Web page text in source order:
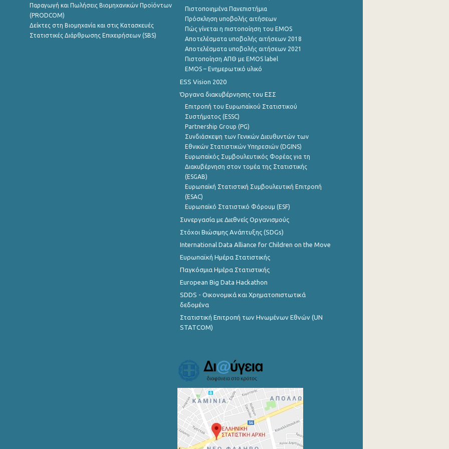
Παραγωγή και Πωλήσεις Βιομηχανικών Προϊόντων
(PRODCOM)
Δείκτες στη Βιομηχανία και στις Κατασκευές
Στατιστικές Διάρθρωσης Επιχειρήσεων (SBS)
Πιστοποιημένα Πανεπιστήμια
Πρόσκληση υποβολής αιτήσεων
Πώς γίνεται η πιστοποίηση του EMOS
Αποτελέσματα υποβολής αιτήσεων 2018
Αποτελέσματα υποβολής αιτήσεων 2021
Πιστοποίηση ΑΠΘ με EMOS label
EMOS – Ενημερωτικό υλικό
ESS Vision 2020
Όργανα διακυβέρνησης του ΕΣΣ
Επιτροπή του Ευρωπαϊκού Στατιστικού
Συστήματος (ESSC)
Partnership Group (PG)
Συνδιάσκεψη των Γενικών Διευθυντών των
Εθνικών Στατιστικών Υπηρεσιών (DGINS)
Ευρωπαϊκός Συμβουλευτικός Φορέας για τη
Διακυβέρνηση στον τομέα της Στατιστικής
(ESGAB)
Ευρωπαϊκή Στατιστική Συμβουλευτική Επιτροπή
(ESAC)
Ευρωπαϊκό Στατιστικό Φόρουμ (ESF)
Συνεργασία με Διεθνείς Οργανισμούς
Στόχοι Βιώσιμης Ανάπτυξης (SDGs)
International Data Alliance for Children on the Move
Ευρωπαϊκή Ημέρα Στατιστικής
Παγκόσμια Ημέρα Στατιστικής
European Big Data Hackathon
SDDS - Οικονομικά και Χρηματοπιστωτικά
δεδομένα
Στατιστική Επιτροπή των Ηνωμένων Εθνών (UN
STATCOM)